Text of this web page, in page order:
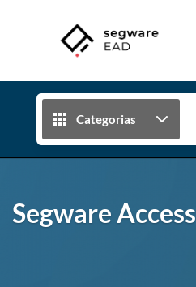
Categorias
Segware Access